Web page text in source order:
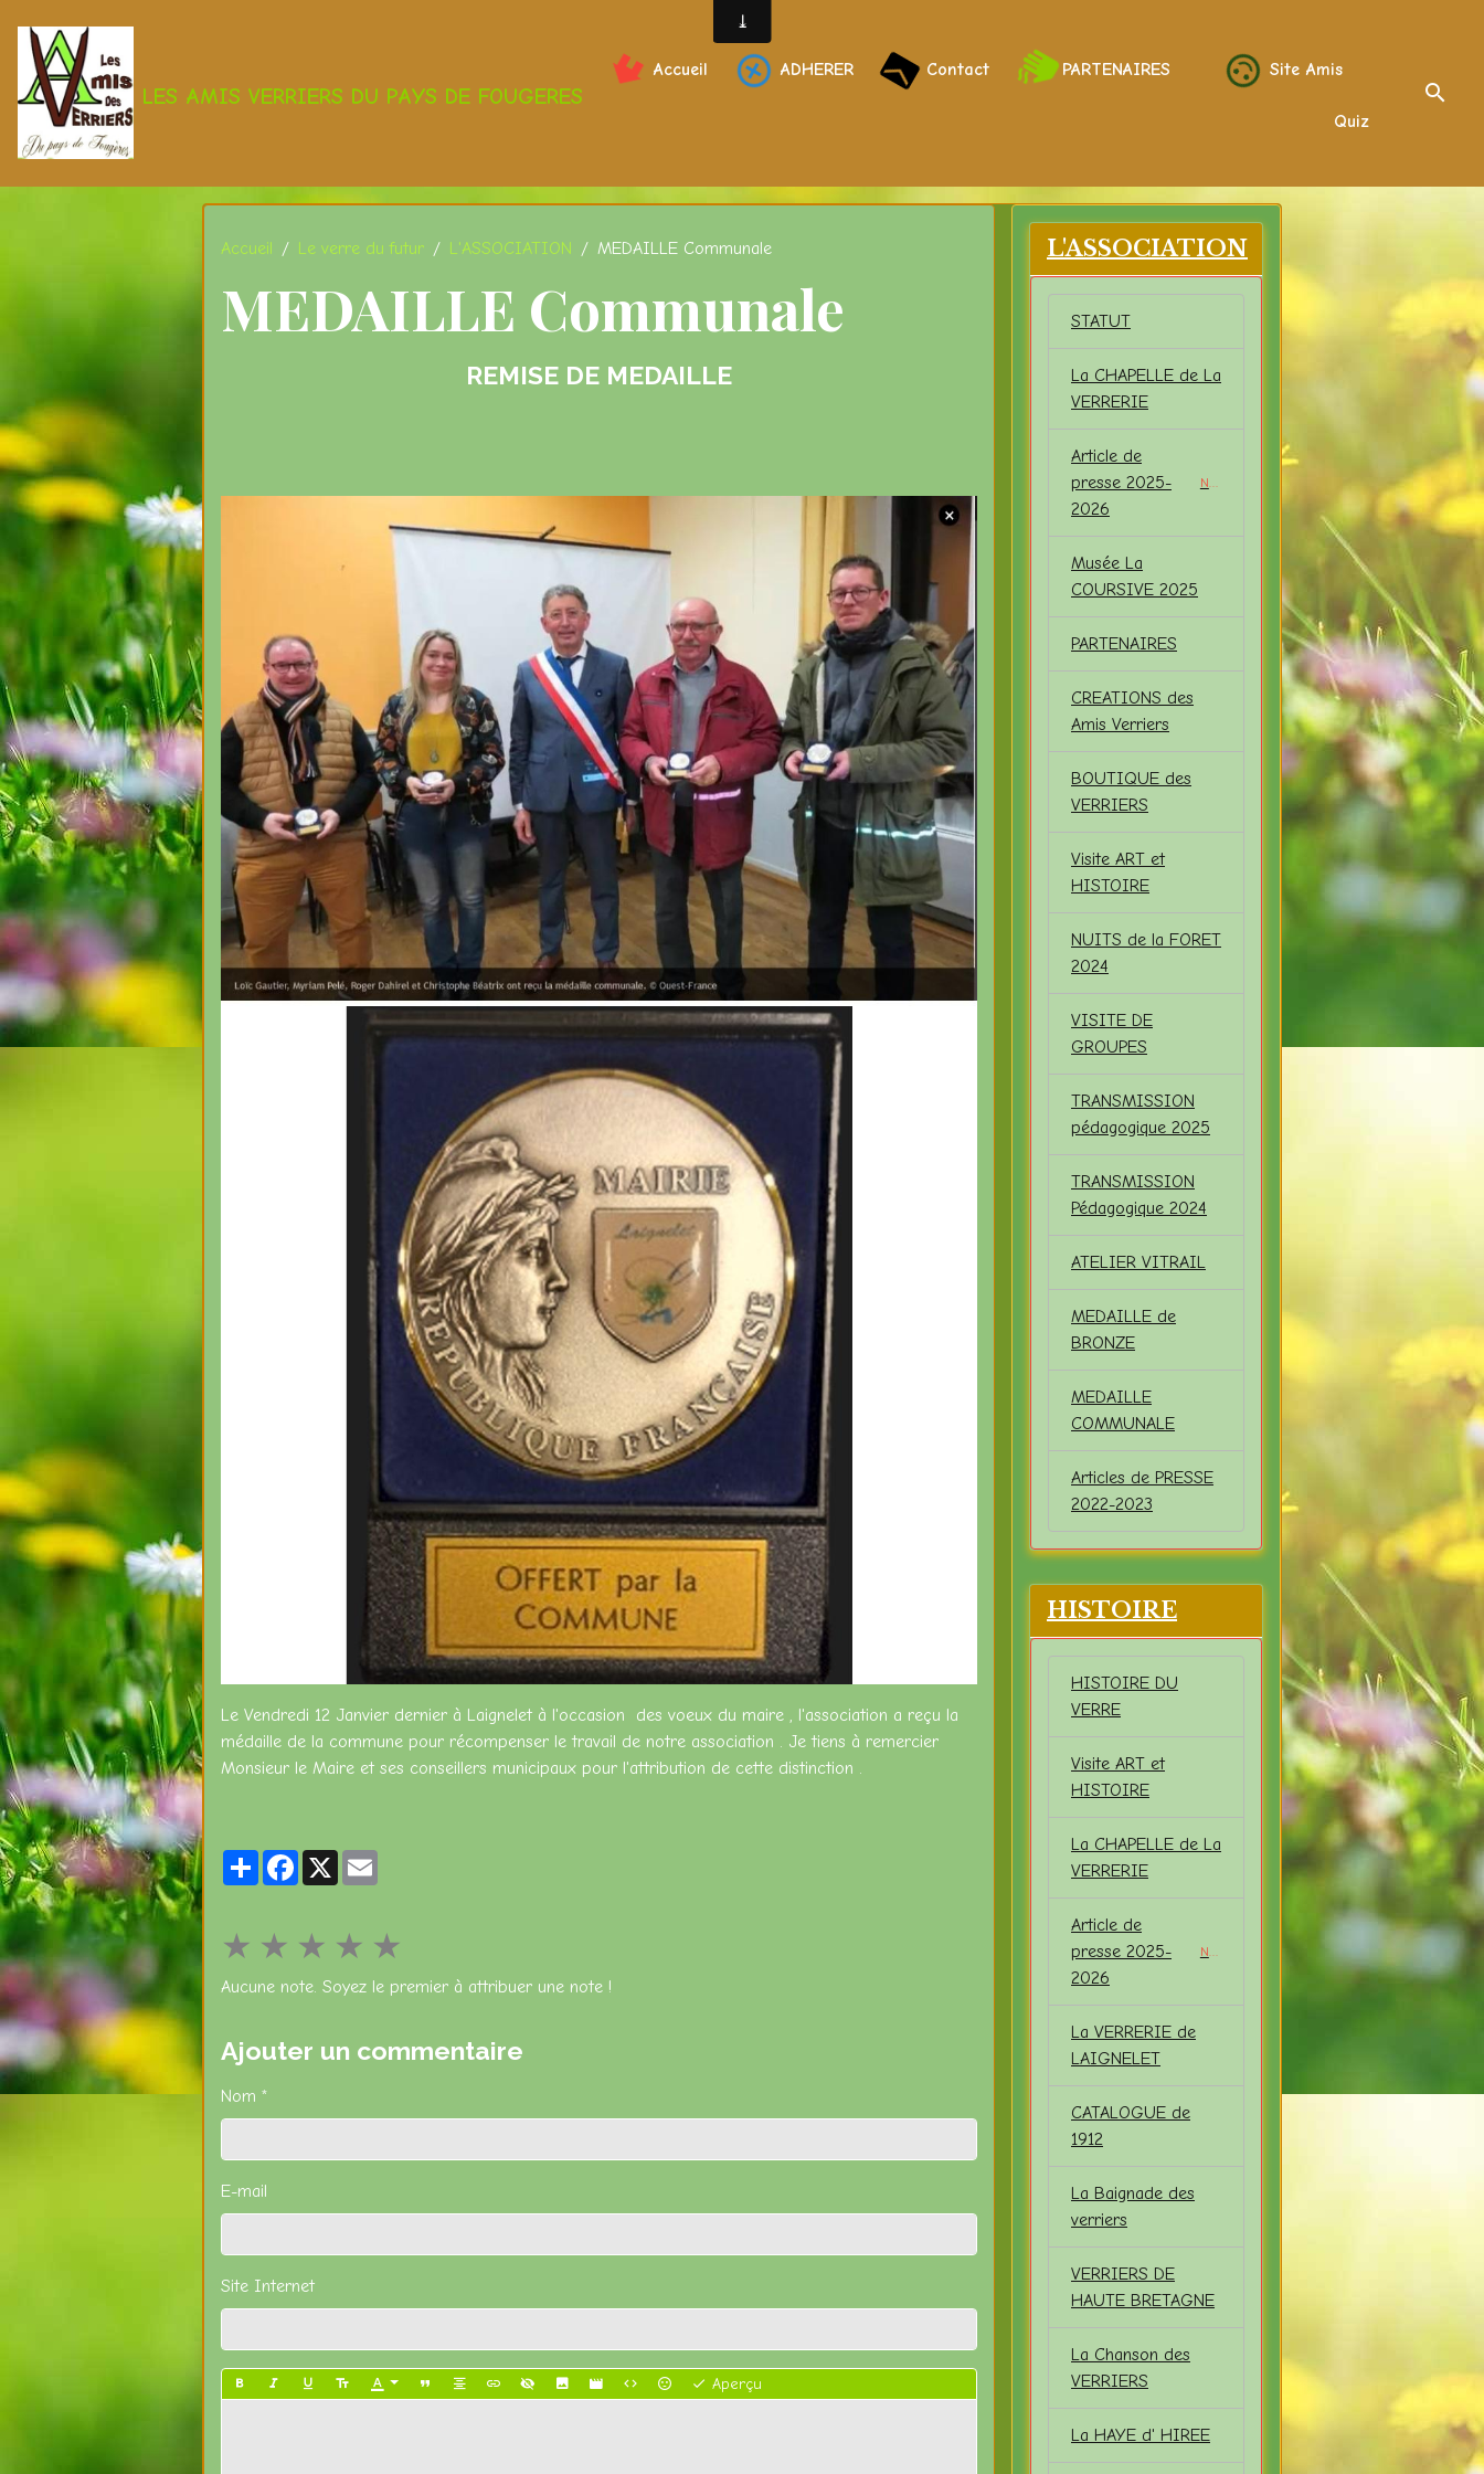
LES AMIS VERRIERS DU PAYS DE FOUGERES
Accueil ADHERER Contact PARTENAIRES Site Amis
Quiz
Accueil Le verre du futur L'ASSOCIATION MEDAILLE Communale
MEDAILLE Communale
REMISE DE MEDAILLE
Le Vendredi 12 Janvier dernier à Laignelet à l'occasion des voeux du maire , l'association a reçu la
médaille de la commune pour récompenser le travail de notre association . Je tiens à remercier
Monsieur le Maire et ses conseillers municipaux pour l'attribution de cette distinction .
PartagerFacebook
X
★ ★ ★ ★ ★
Aucune note. Soyez le premier à attribuer une note !
Ajouter un commentaire
Nom
E-mail
Site Internet
Aperçu
L'ASSOCIATION
STATUT
La CHAPELLE de La
VERRERIE
Article de
presse 2025-
2026
NEW
Musée La
COURSIVE 2025
PARTENAIRES
CREATIONS des
Amis Verriers
BOUTIQUE des
VERRIERS
Visite ART et
HISTOIRE
NUITS de la FORET
2024
VISITE DE
GROUPES
TRANSMISSION
pédagogique 2025
TRANSMISSION
Pédagogique 2024
ATELIER VITRAIL
MEDAILLE de
BRONZE
MEDAILLE
COMMUNALE
Articles de PRESSE
2022-2023
HISTOIRE
HISTOIRE DU
VERRE
Visite ART et
HISTOIRE
La CHAPELLE de La
VERRERIE
Article de
presse 2025-
2026
NEW
La VERRERIE de
LAIGNELET
CATALOGUE de
1912
La Baignade des
verriers
VERRIERS DE
HAUTE BRETAGNE
La Chanson des
VERRIERS
La HAYE d' HIREE